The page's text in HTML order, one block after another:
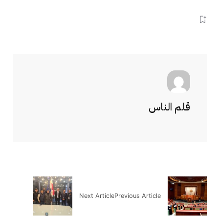
قلم الناس
Previous Article
Next Article